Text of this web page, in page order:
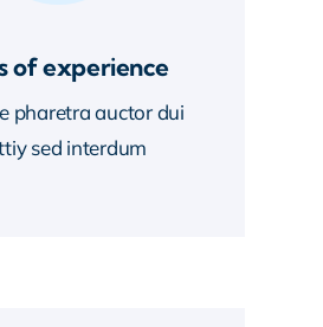
of experience
pharetra auctor dui
sed interdum